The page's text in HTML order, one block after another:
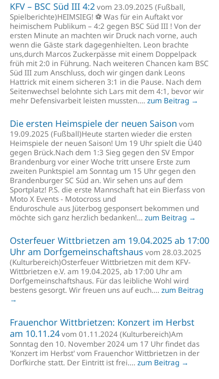
KFV – BSC Süd III 4:2 vom 23.09.2025 (Fußball,
Spielberichte)HEIMSIEG! ⚽ Was für ein Auftakt vor
heimischem Publikum – 4:2 gegen BSC Süd III ! Von der
ersten Minute an machten wir Druck nach vorne, auch
wenn die Gäste stark dagegenhielten. Leon brachte
uns,durch Marcos Zuckerpässe mit einem Doppelpack
früh mit 2:0 in Führung. Nach weiteren Chancen kam BSC
Süd III zum Anschluss, doch wir gingen dank Leons
Hattrick mit einem sicheren 3:1 in die Pause. Nach dem
Seitenwechsel belohnte sich Lars mit dem 4:1, bevor wir
mehr Defensivarbeit leisten mussten.... zum Beitrag →
Die ersten Heimspiele der neuen Saison vom
19.09.2025 (Fußball)Heute starten wieder die ersten
Heimspiele der neuen Saison! Um 19 Uhr spielt die Ü40
gegen Brück.Nach dem 1:3 Sieg gegen den SV Empor
Brandenburg vor einer Woche tritt unsere Erste zum
zweiten Punktspiel am Sonntag um 15 Uhr gegen den
Brandenburger SC Süd an. Wir sehen uns auf dem
Sportplatz! P.S. die erste Mannschaft hat ein Bierfass von
Moto X Events - Motocross und
Enduroschule aus Jüterbog gesponsert bekommen und
möchte sich ganz herzlich bedanken!... zum Beitrag →
Osterfeuer Wittbrietzen am 19.04.2025 ab 17:00
Uhr am Dorfgemeinschaftshaus vom 28.03.2025
(Kulturbereich)Osterfeuer Wittbrietzen mit dem KFV-
Wittbrietzen e.V. am 19.04.2025, ab 17:00 Uhr am
Dorfgemeinschaftshaus. Für das leibliche Wohl wird
bestens gesorgt. Wir freuen uns auf euch.... zum Beitrag
→
Frauenchor Wittbrietzen: Konzert im Herbst
am 10.11.24 vom 01.11.2024 (Kulturbereich)Am
Sonntag den 10. November 2024 um 17 Uhr findet das
'Konzert im Herbst' vom Frauenchor Wittbrietzen in der
Dorfkirche statt. Der Eintritt ist frei.... zum Beitrag →